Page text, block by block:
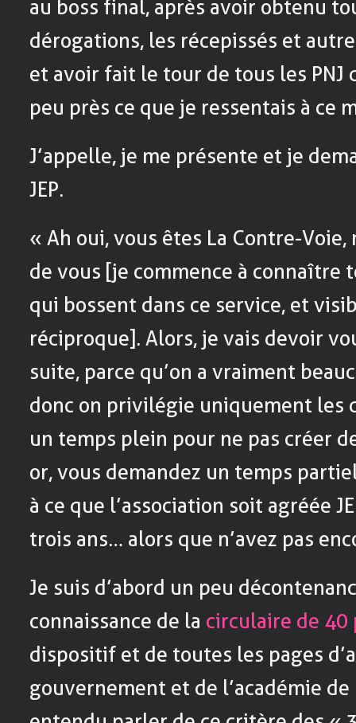
au boss final, après avoir obtenu
dérogations, les récepissés et
et avoir fait le tour de tous les PNJ
peu près ce que je ressentais à ce
J’appelle, je me présente et je
JEP.
« Ah oui, vous êtes La Contre-Voie,
de vous [je commence à connaître
qui bossent dans ce service, et
réciproque]. Alors, je vais devoir
suite, parce qu’on a vraiment
donc on privilégie uniquement les
un temps plein pour ne pas créer
or, vous demandez un temps
à ce que l’association soit agréée
trois ans… alors que n’avez pas
Je suis d’abord un peu
connaissance de la circulaire de 40
dispositif et de toutes les pages
gouvernement et de l’académie de